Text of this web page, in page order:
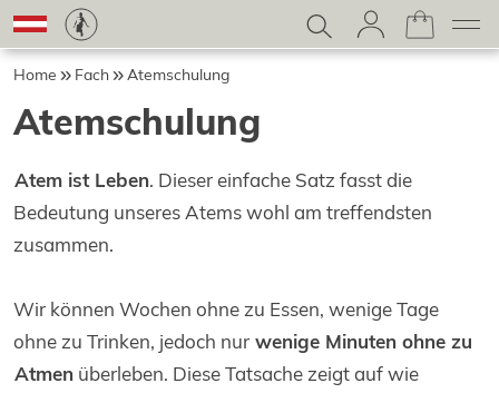
Home Fach Atemschulung
Atemschulung
Atem ist Leben. Dieser einfache Satz fasst die
Bedeutung unseres Atems wohl am treffendsten
zusammen.
Wir können Wochen ohne zu Essen, wenige Tage
ohne zu Trinken, jedoch nur wenige Minuten ohne zu
Atmen überleben. Diese Tatsache zeigt auf wie